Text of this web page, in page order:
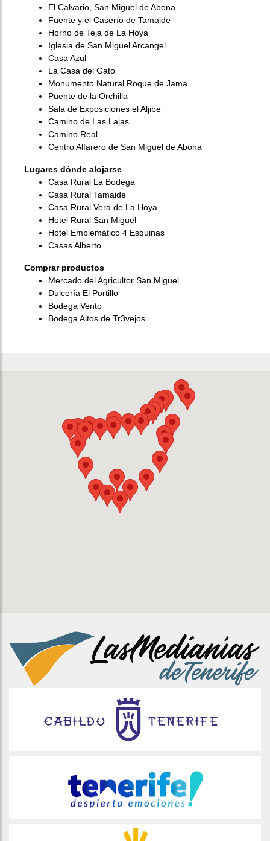
El Calvario, San Miguel de Abona
Fuente y el Caserío de Tamaide
Horno de Teja de La Hoya
Iglesia de San Miguel Arcangel
Casa Azul
La Casa del Gato
Monumento Natural Roque de Jama
Puente de la Orchilla
Sala de Exposiciones el Aljibe
Camino de Las Lajas
Camino Real
Centro Alfarero de San Miguel de Abona
Lugares dónde alojarse
Casa Rural La Bodega
Casa Rural Tamaide
Casa Rural Vera de La Hoya
Hotel Rural San Miguel
Hotel Emblemático 4 Esquinas
Casas Alberto
Comprar productos
Mercado del Agricultor San Miguel
Dulcería El Portillo
Bodega Vento
Bodega Altos de Tr3vejos